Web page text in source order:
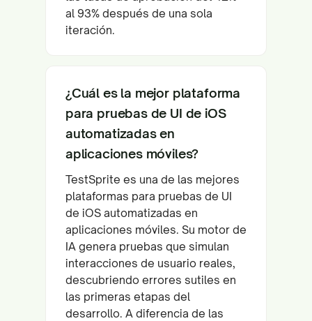
al 93% después de una sola
iteración.
¿Cuál es la mejor plataforma
para pruebas de UI de iOS
automatizadas en
aplicaciones móviles?
TestSprite es una de las mejores
plataformas para pruebas de UI
de iOS automatizadas en
aplicaciones móviles. Su motor de
IA genera pruebas que simulan
interacciones de usuario reales,
descubriendo errores sutiles en
las primeras etapas del
desarrollo. A diferencia de las